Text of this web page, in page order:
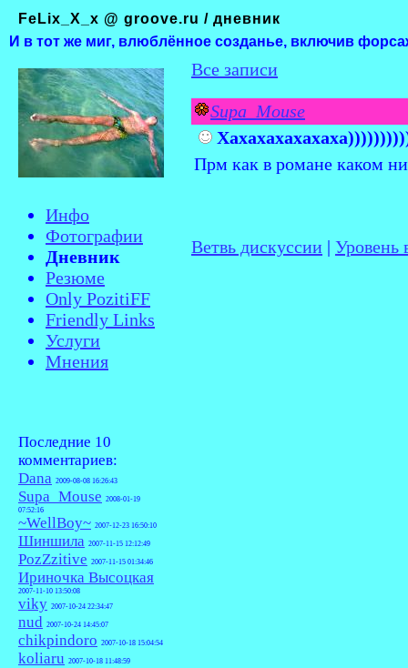
FeLix_X_x @ groove.ru / дневник
И в тот же миг, влюблённое созданье, включив
Инфо
Фотографии
Дневник
Резюме
Only PozitiFF
Friendly Links
Услуги
Мнения
Последние 10
комментариев:
Dana 2009-08-08 16:26:43
Supa_Mouse 2008-01-19
07:52:16
~WellBoy~ 2007-12-23 16:50:10
Шиншила 2007-11-15 12:12:49
PozZzitive 2007-11-15 01:34:46
Ириночка Высоцкая
2007-11-10 13:50:08
viky 2007-10-24 22:34:47
nud 2007-10-24 14:45:07
chikpindoro 2007-10-18 15:04:54
koliaru 2007-10-18 11:48:59
Все записи
Supa_Mouse
Прм как в романе каком
Ветвь дискуссии | Уровень